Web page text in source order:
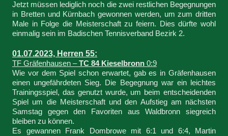
Jetzt müssen lediglich noch die zwei restlichen Begegnungen
in Bretten und Kürnbach gewonnen werden, um zum dritten
Male in Folge die Meisterschaft zu feiern. Dies dürfte wohl
einmalig sein im Badischen Tennisverband Bezirk 2.
01.07.2023, Herren 55:
TF Gräfenhausen –TC 84 Kieselbronn 0:9
Wie vor dem Spiel schon erwartet, gab es in Gräfenhausen
einen ungefährdeten Sieg. Die Begegnung war ein leichtes
Trainingsspiel, das genutzt wurde, um beim entscheidenden
Spiel um die Meisterschaft und den Aufstieg am nächsten
Samstag gegen den Favoriten aus Waldbronn siegreich
bleiben zu können.
Es gewannen Frank Dombrowe mit 6:1 und 6:4, Martin